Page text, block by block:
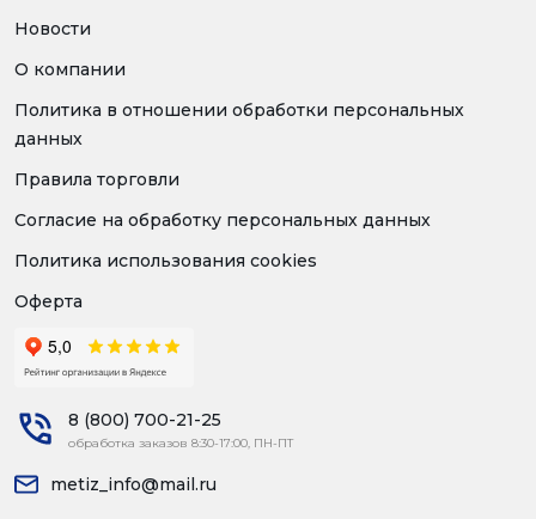
Новости
О компании
Политика в отношении обработки персональных
данных
Правила торговли
Согласие на обработку персональных данных
Политика использования cookies
Оферта
8 (800) 700-21-25
обработка заказов 8:30-17:00, ПН-ПТ
metiz_info@mail.ru